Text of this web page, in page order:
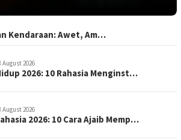
Kendaraan: Awet, Am…
August 2026
2026: 10 Rahasia Menginst…
August 2026
2026: 10 Cara Ajaib Memp…